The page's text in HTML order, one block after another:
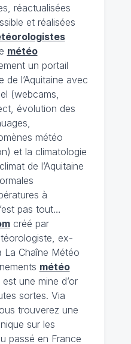
réactualisées
et réalisées
météo
un portail
de l’Aquitaine avec
(webcams,
évolution des
météo
et la climatologie
de l’Aquitaine
à
pas tout…
créé par
ex-
Chaîne Météo
météo
une mine d’or
sortes. Via
trouverez une
sur les
passé en France